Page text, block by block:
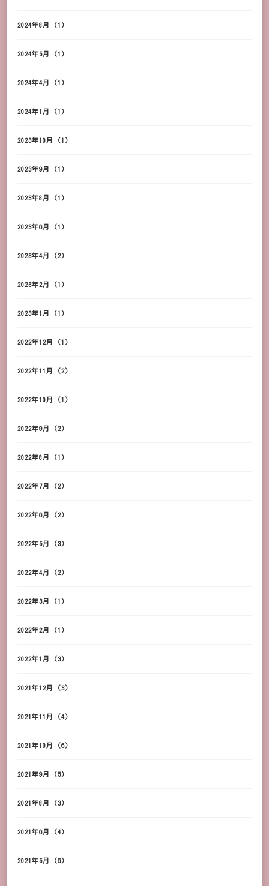
2024年8月 (1)
2024年5月 (1)
2024年4月 (1)
2024年1月 (1)
2023年10月 (1)
2023年9月 (1)
2023年8月 (1)
2023年6月 (1)
2023年4月 (2)
2023年2月 (1)
2023年1月 (1)
2022年12月 (1)
2022年11月 (2)
2022年10月 (1)
2022年9月 (2)
2022年8月 (1)
2022年7月 (2)
2022年6月 (2)
2022年5月 (3)
2022年4月 (2)
2022年3月 (1)
2022年2月 (1)
2022年1月 (3)
2021年12月 (3)
2021年11月 (4)
2021年10月 (6)
2021年9月 (5)
2021年8月 (3)
2021年6月 (4)
2021年5月 (6)